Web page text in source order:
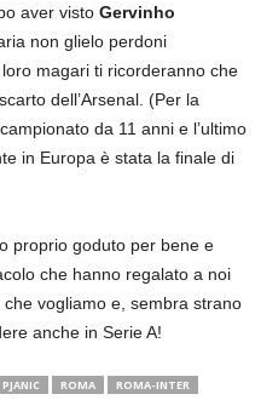
aver visto Gervinho
non glielo perdoni
magari ti ricorderanno che
dell’Arsenal. (Per la
da 11 anni e l’ultimo
in Europa è stata la finale di
proprio goduto per bene e
che hanno regalato a noi
vogliamo e, sembra strano
anche in Serie A!
PJANIC ROMA
ROMA-INTER